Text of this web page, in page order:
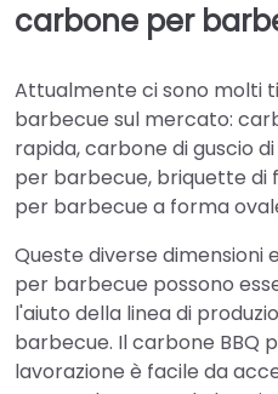
carbone per
Attualmente ci sono molti
barbecue sul mercato:
rapida, carbone di guscio
per barbecue, briquette di
per barbecue a forma
Queste diverse dimensioni
per barbecue possono
l'aiuto della linea di
barbecue. Il carbone BBQ
lavorazione è facile da